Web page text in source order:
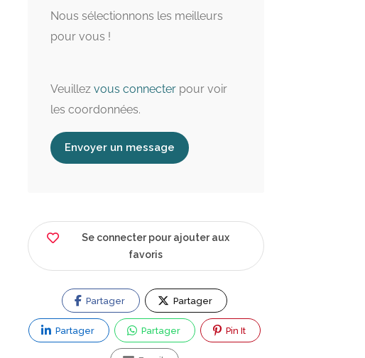
2.5 km Ouvert maintenant
Nous sélectionnons les meilleurs
pour vous !
Veuillez vous connecter pour voir
les coordonnées.
Envoyer un message
Se connecter pour ajouter aux
favoris
Partager Partager
Partager Partager Pin It